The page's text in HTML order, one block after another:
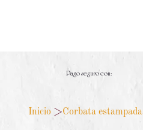
Inicio >Corbata estampada
Pago seguro con: